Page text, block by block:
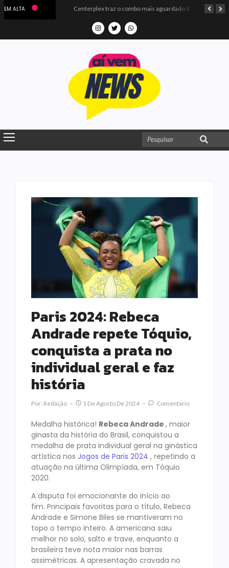
EM ALTA
Paris 2024: Rebeca
Andrade repete Tóquio,
conquista a prata no
individual geral e faz
história
Por: Redação 1 De Agosto De 2024 Comentário
Medalha histórica! Rebeca Andrade , maior
ginasta da história do Brasil, conquistou a
medalha de prata individual geral na ginástica
artística nos Jogos de Paris 2024 , repetindo a
atuação na última Olimpíada, em Tóquio
2020.
A disputa foi emocionante do início ao
fim. Principais favoritas para o título, Rebeca
Andrade e Simone Biles se mantiveram no
topo o tempo inteiro. A americana saiu
melhor no solo, salto e trave, enquanto a
brasileira teve nota maior nas barras
assimétricas. A apresentação cravada no